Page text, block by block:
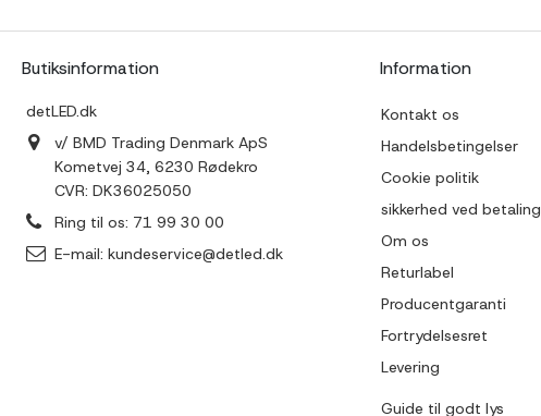
Butiksinformation
detLED.dk
v/ BMD Trading Denmark ApS
Kometvej 34, 6230 Rødekro
CVR: DK36025050
Ring til os: 71 99 30 00
E-mail: kundeservice@detled.dk
Information
Kontakt os
Handelsbetingelser
Cookie politik
sikkerhed ved betaling
Om os
Returlabel
Producentgaranti
Fortrydelsesret
Levering
Guide til godt lys